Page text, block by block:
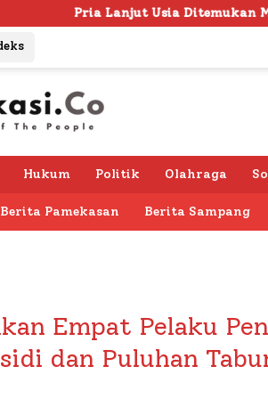
Ditemukan Meninggal Dunia di
Hukum Politik Olahraga
Berita Pamekasan Berita Sampang
Empat Pelaku
dan Puluhan